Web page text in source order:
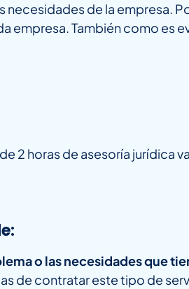
de la empresa.
empresa. También como es
de 2 horas de asesoría jurídica
o las necesidades que
de contratar este tipo de